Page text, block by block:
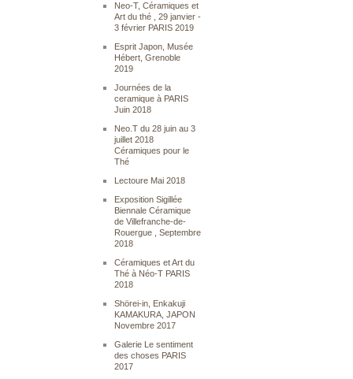
Neo-T, Céramiques et
Art du thé , 29 janvier -
3 février PARIS 2019
Esprit Japon, Musée
Hébert, Grenoble
2019
Journées de la
ceramique à PARIS
Juin 2018
Neo.T du 28 juin au 3
juillet 2018
Céramiques pour le
Thé
Lectoure Mai 2018
Exposition Sigillée
Biennale Céramique
de Villefranche-de-
Rouergue , Septembre
2018
Céramiques et Art du
Thé à Néo-T PARIS
2018
Shörei-in, Enkakuji
KAMAKURA, JAPON
Novembre 2017
Galerie Le sentiment
des choses PARIS
2017